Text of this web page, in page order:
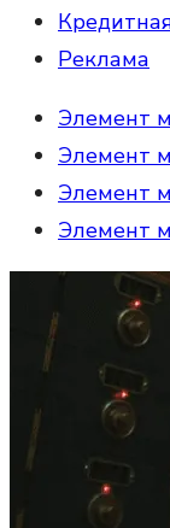
Реклама
Элемент
Элемент
Элемент
Элемент